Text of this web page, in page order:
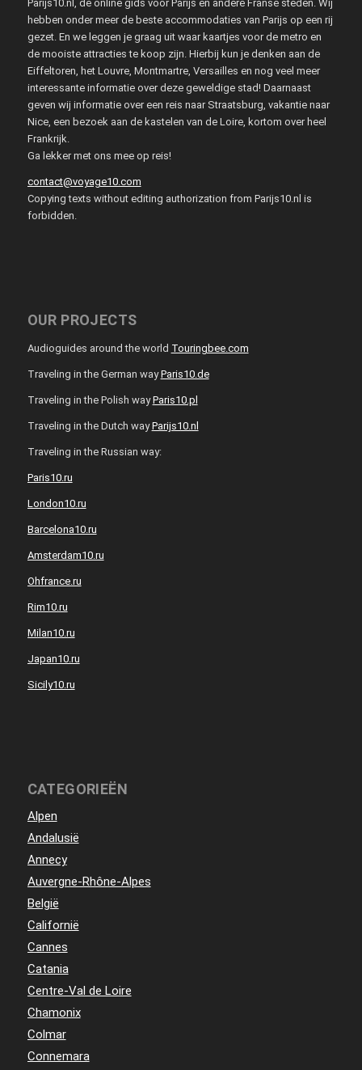
Parijs10.nl, de online gids voor Parijs en andere Franse steden. Wij
hebben onder meer de beste accommodaties van Parijs op een rij
gezet. En we leggen je graag uit waar kaartjes voor de metro en
de mooiste attracties te koop zijn. Hierbij kun je denken aan de
Eiffeltoren, het Louvre, Montmartre, Versailles en nog veel meer
interessante informatie over deze geweldige stad! Daarnaast
geven wij informatie over een reis naar Straatsburg, vakantie naar
Nice, een bezoek aan de kastelen van de Loire, kortom over heel
Frankrijk.
Ga lekker met ons mee op reis!
contact@voyage10.com
Copying texts without editing authorization from Parijs10.nl is
forbidden.
OUR PROJECTS
Audioguides around the world Touringbee.com
Traveling in the German wayParis10.de
Traveling in the Polish wayParis10.pl
Traveling in the Dutch wayParijs10.nl
Traveling in the Russian way:
Paris10.ru
London10.ru
Barcelona10.ru
Amsterdam10.ru
Ohfrance.ru
Rim10.ru
Milan10.ru
Japan10.ru
Sicily10.ru
CATEGORIEËN
Alpen
Andalusië
Annecy
Auvergne-Rhône-Alpes
België
Californië
Cannes
Catania
Centre-Val de Loire
Chamonix
Colmar
Connemara